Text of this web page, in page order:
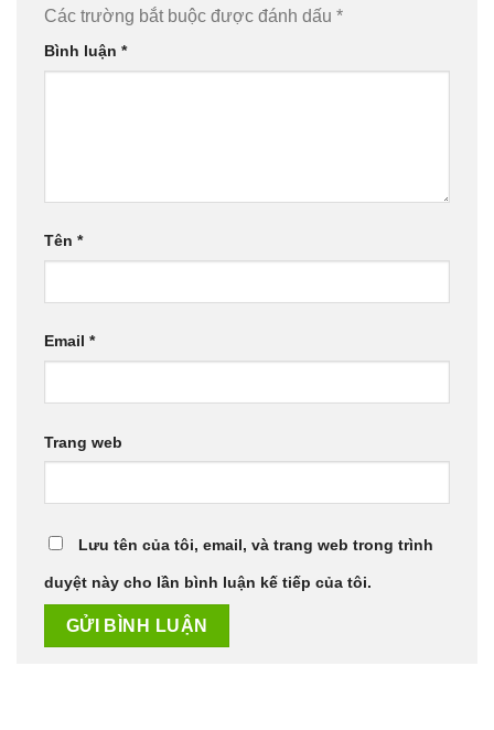
Các trường bắt buộc được đánh dấu *
Bình luận *
Tên *
Email *
Trang web
Lưu tên của tôi, email, và trang web trong trình
duyệt này cho lần bình luận kế tiếp của tôi.